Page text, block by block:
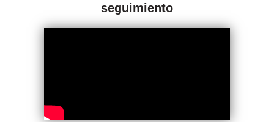
seguimiento